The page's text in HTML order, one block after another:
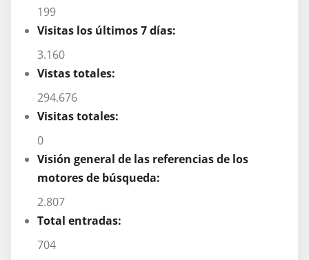
199
Visitas los últimos 7 días:
3.160
Vistas totales:
294.676
Visitas totales:
0
Visión general de las referencias de los
motores de búsqueda:
2.807
Total entradas:
704